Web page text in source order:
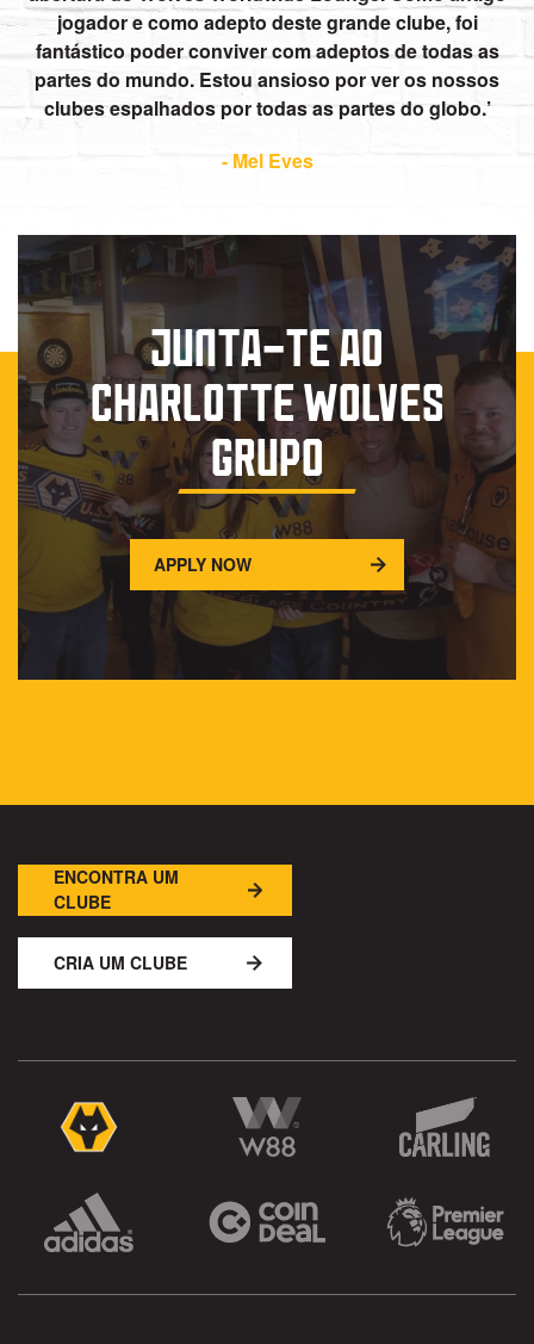
jogador e como adepto deste grande clube, foi
fantástico poder conviver com adeptos de todas as
partes do mundo. Estou ansioso por ver os nossos
clubes espalhados por todas as partes do globo.
- Mel Eves
JUNTA-TE AO
CHARLOTTE WOLVES
GRUPO
APPLY NOW
ENCONTRA UM
CLUBE
CRIA UM CLUBE